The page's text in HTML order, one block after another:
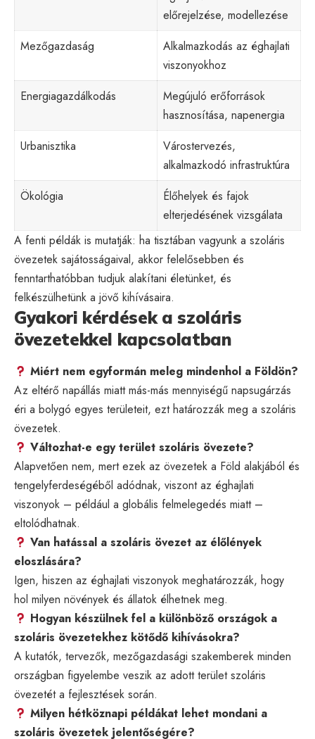
előrejelzése, modellezése
Mezőgazdaság
Alkalmazkodás az éghajlati
viszonyokhoz
Energiagazdálkodás
Megújuló erőforrások
hasznosítása, napenergia
Urbanisztika
Várostervezés,
alkalmazkodó infrastruktúra
Ökológia
Élőhelyek és fajok
elterjedésének vizsgálata
A fenti példák is mutatják: ha tisztában vagyunk a szoláris
övezetek sajátosságaival, akkor felelősebben és
fenntarthatóbban tudjuk alakítani életünket, és
felkészülhetünk a jövő kihívásaira.
Gyakori kérdések a szoláris
övezetekkel kapcsolatban
Miért nem egyformán meleg mindenhol a Földön?
Az eltérő napállás miatt más-más mennyiségű napsugárzás
éri a bolygó egyes területeit, ezt határozzák meg a szoláris
övezetek.
Változhat-e egy terület szoláris övezete?
Alapvetően nem, mert ezek az övezetek a Föld alakjából és
tengelyferdeségéből adódnak, viszont az éghajlati
viszonyok – például a globális felmelegedés miatt –
eltolódhatnak.
Van hatással a szoláris övezet az élőlények
eloszlására?
Igen, hiszen az éghajlati viszonyok meghatározzák, hogy
hol milyen növények és állatok élhetnek meg.
Hogyan készülnek fel a különböző országok a
szoláris övezetekhez kötődő kihívásokra?
A kutatók, tervezők, mezőgazdasági szakemberek minden
országban figyelembe veszik az adott terület szoláris
övezetét a fejlesztések során.
Milyen hétköznapi példákat lehet mondani a
szoláris övezetek jelentőségére?